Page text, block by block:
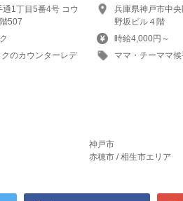
1丁目5番4号 コウ
507
のカウンターレデ
兵庫県神戸市中
野坂ビル４階
時給4,000円～
ママ・チーママ候
神戸市
赤穂市 / 相生市エリア